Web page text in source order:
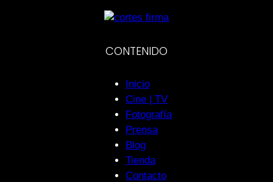
CONTENIDO
Inicio
Cine | TV
Fotografía
Prensa
Blog
Tienda
Contacto